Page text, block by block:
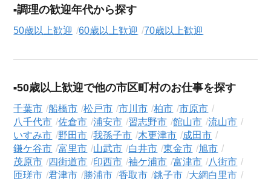
調理の歓迎年代から探す
50歳以上歓迎 60歳以上歓迎 70歳以上歓迎
50歳以上歓迎で他の市区町村のお仕事を探す
千葉市 船橋市 松戸市 市川市 柏市
市原市
八千代市
佐倉市 浦安市 習志野市 館山市
流山市
いすみ市
野田市 我孫子市 木更津市
成田市
鎌ケ谷市
富里市 山武市 白井市 東金市
旭市
茂原市
四街道市 印西市 袖ケ浦市 富津市
八街市
匝瑳市
君津市 勝浦市 香取市 銚子市
大網白里市